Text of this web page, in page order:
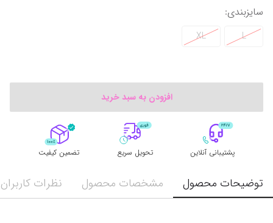
سایزبندی:
L
XL
افزودن به سبد خرید
پشتیبانی آنلاین تحویل سریع تضمین کیفیت
توضیحات محصول مشخصات محصول نظرات کاربران